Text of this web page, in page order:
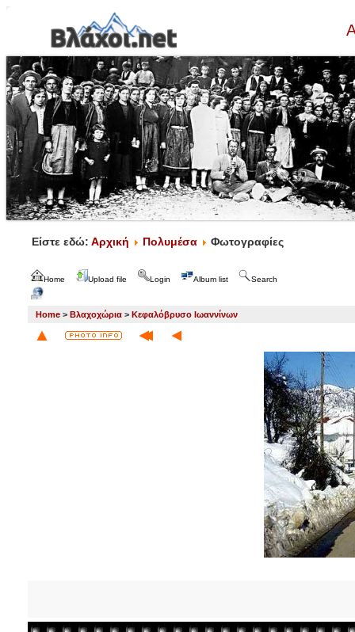
Είστε εδώ: Αρχική Πολυμέσα Φωτογραφίες
Home Upload file Login Album list Search
Home > Βλαχοχώρια > Κεφαλόβρυσο Ιωαννίνων